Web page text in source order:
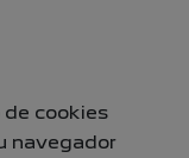
cookies
navegador